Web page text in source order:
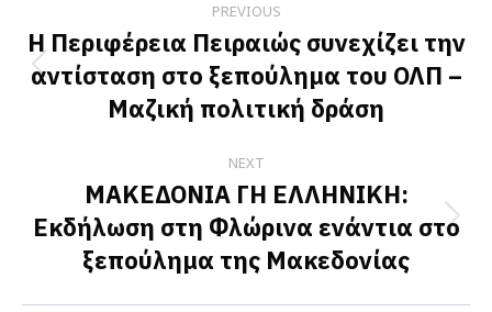
navigation
PREVIOUS
Previous
post:
Η Περιφέρεια Πειραιώς συνεχίζει την
αντίσταση στο ξεπούλημα του ΟΛΠ –
Μαζική πολιτική δράση
NEXT
Next
post:
ΜΑΚΕΔΟΝΙΑ ΓΗ ΕΛΛΗΝΙΚΗ:
Εκδήλωση στη Φλώρινα ενάντια στο
ξεπούλημα της Μακεδονίας